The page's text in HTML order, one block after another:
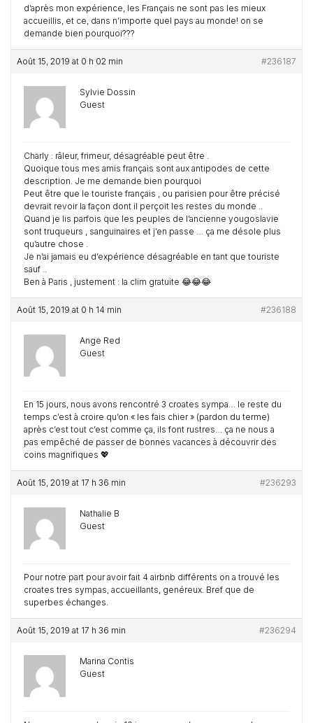
d’après mon expérience, les Français ne sont pas les mieux
accueillis, et ce, dans n’importe quel pays au monde! on se
demande bien pourquoi???
Août 15, 2019 at 0 h 02 min #236187
Sylvie Dossin
Guest
Charly : râleur, frimeur, désagréable peut être .
Quoique tous mes amis français sont aux antipodes de cette
description. Je me demande bien pourquoi
Peut être que le touriste français , ou parisien pour être précisé
devrait revoir la façon dont il perçoit les restes du monde ..
Quand je lis parfois que les peuples de l’ancienne yougoslavie
sont truqueurs , sanguinaires et j’en passe … ça me désole plus
qu’autre chose .
Je n’ai jamais eu d’expérience désagréable en tant que touriste
sauf ..
Ben à Paris , justement : la clim gratuite 😂😂😂
Août 15, 2019 at 0 h 14 min #236188
Ange Red
Guest
En 15 jours, nous avons rencontré 3 croates sympa… le reste du
temps c’est à croire qu’on « les fais chier » (pardon du terme)
après c’est tout c’est comme ça, ils font rustres… ça ne nous a
pas empêché de passer de bonnes vacances à découvrir des
coins magnifiques 💖
Août 15, 2019 at 17 h 36 min #236293
Nathalie B
Guest
Pour notre part pour avoir fait 4 airbnb différents on a trouvé les
croates tres sympas, accueillants, genéreux. Bref que de
superbes échanges.
Août 15, 2019 at 17 h 36 min #236294
Marina Contis
Guest